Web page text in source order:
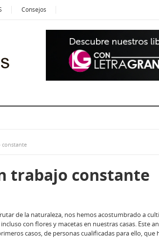
Consejos
constante
trabajo constante
de la naturaleza, nos hemos acostumbrado a
con flores y macetas en nuestras casas. Este
casos, de personas cualificadas para ello, que